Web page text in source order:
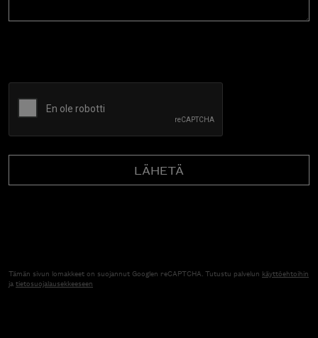
Tämän sivun lomakkeet on suojannut Googlen reCAPTCHA. Tutustu palvelun käyttöehtoihin
jatietosuojalausekkeeseen